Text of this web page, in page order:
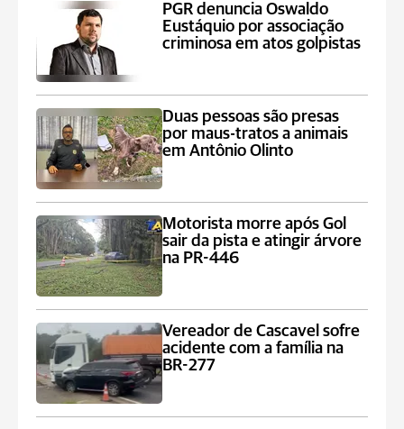
PGR denuncia Oswaldo
Eustáquio por associação
criminosa em atos golpistas
Duas pessoas são presas
por maus-tratos a animais
em Antônio Olinto
Motorista morre após Gol
sair da pista e atingir árvore
na PR-446
Vereador de Cascavel sofre
acidente com a família na
BR-277